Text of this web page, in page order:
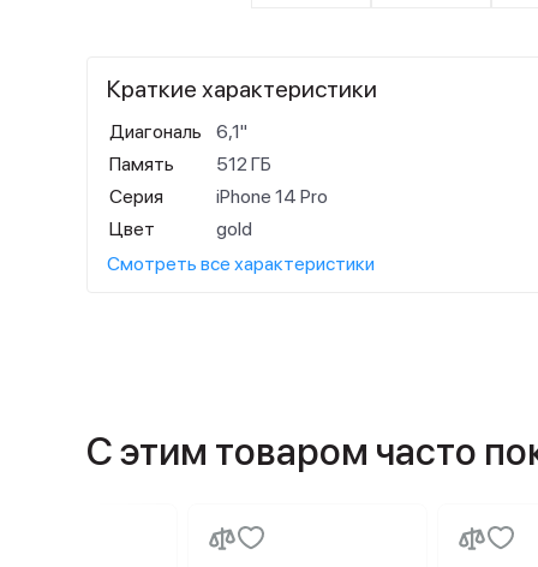
Краткие характеристики
Диагональ
6,1"
Память
512 ГБ
Серия
iPhone 14 Pro
Цвет
gold
Смотреть все характеристики
С этим товаром часто